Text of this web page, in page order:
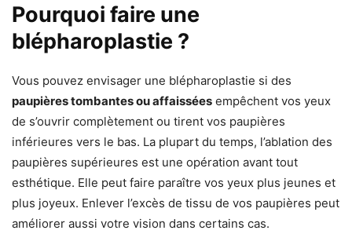
Pourquoi faire une
blépharoplastie ?
Vous pouvez envisager une blépharoplastie si des
paupières tombantes ou affaissées empêchent vos yeux
de s’ouvrir complètement ou tirent vos paupières
inférieures vers le bas. La plupart du temps, l’ablation des
paupières supérieures est une opération avant tout
esthétique. Elle peut faire paraître vos yeux plus jeunes et
plus joyeux. Enlever l’excès de tissu de vos paupières peut
améliorer aussi votre vision dans certains cas.